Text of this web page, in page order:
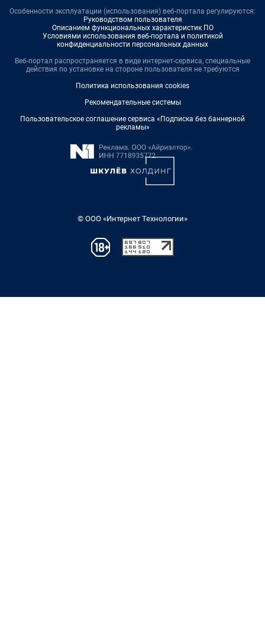
Особенности эксплуатации (использования) веб-портала регулируются:
Руководством пользователя
Описанием функциональных характеристик ПО
Условиями использования веб-портала и политикой
конфиденциальности персональных данных
Веб-портал распространяется в виде интернет-сервиса, специальные
действия по установке на стороне пользователя не требуются
Политика использования cookies
Рекомендательные системы
Пользовательское соглашение сервиса «Подписка без баннерной
рекламы»
© ООО «Интернет Технологии»